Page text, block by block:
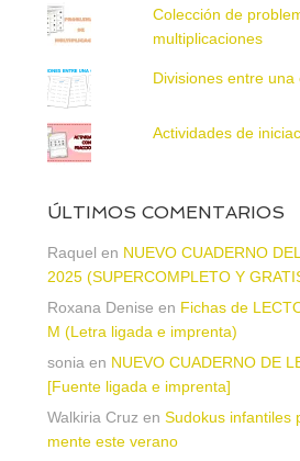
Colección de
multiplicaciones
Divisiones entre una
Actividades de
ÚLTIMOS COMENTARIOS
Raquel en NUEVO CUADERNO
2025 (SUPERCOMPLETO Y
Roxana Denise en Fichas de
M (Letra ligada e imprenta)
sonia en NUEVO CUADERNO DE
[Fuente ligada e imprenta]
Walkiria Cruz en Sudokus infantiles
mente este verano